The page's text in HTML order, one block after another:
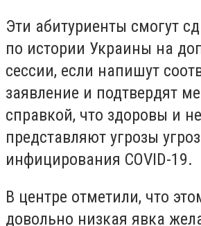
Эти абитуриенты смогут
по истории Украины на
сессии, если напишут
заявление и подтвердят
справкой, что здоровы и не
представляют угрозы
инфицирования COVID-19.
В центре отметили, что
довольно низкая явка